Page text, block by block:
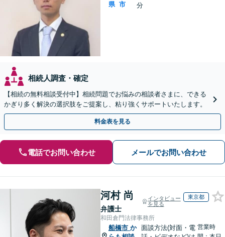
県 市
分
相続人調査・確定
【相続の無料相談受付中】相続問題でお悩みの相談者さまに、できる
かぎり多く解決の選択肢をご提案し、粘り強くサポートいたします。
料金表を見る
電話でお問い合わせ メールでお問い合わせ
河村 尚
弁護士
インタビュー
を見る
東京都
和田倉門法律事務所
船橋市 か 面談方法(対面・電 営業時